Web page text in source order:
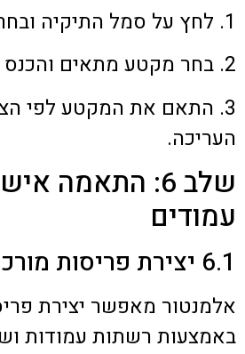
1. לחץ על סמל התיקיה ובחר "Blocks".
2. בחר מקטע מתאים והכנס אותו לעמוד.
3. התאם את המקטע לפי
העריכה.
שלב 6: התאמה
עמודים
6.1 יצירת פריסות מורכבות
אלמנטור מאפשר יצירת
באמצעות רשתות עמודות